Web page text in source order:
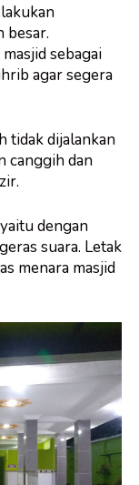
besar.
sebagai
agar segera
tidak dijalankan
canggih dan
dengan
suara. Letak
menara masjid